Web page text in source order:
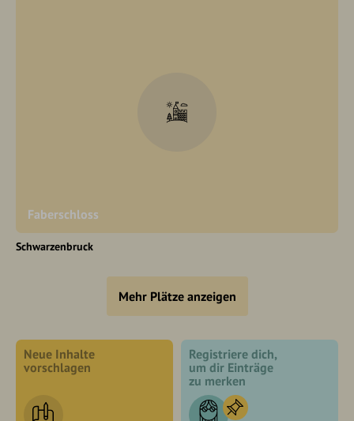
Faberschloss
Schwarzenbruck
Mehr Plätze anzeigen
Neue Inhalte
vorschlagen
Registriere dich,
um dir Einträge
zu merken